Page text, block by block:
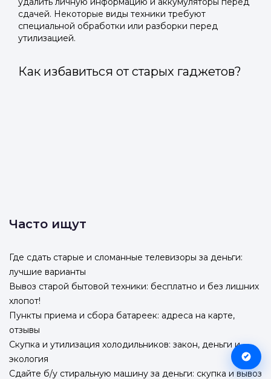
сдачей. Некоторые виды техники требуют
специальной обработки или разборки перед
утилизацией.
Как избавиться от старых гаджетов?
Часто ищут
Где сдать старые и сломанные телевизоры за деньги:
лучшие варианты
Вывоз старой бытовой техники: бесплатно и без лишних
хлопот!
Пункты приема и сбора батареек: адреса на карте,
отзывы
Скупка и утилизация холодильников: закон, деньги и
экология
Сдайте б/у стиральную машину за деньги: скупка и вывоз